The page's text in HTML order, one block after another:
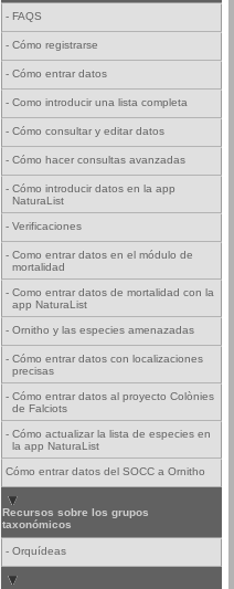
- FAQS
- Cómo registrarse
- Cómo entrar datos
- Como introducir una lista completa
- Cómo consultar y editar datos
- Cómo hacer consultas avanzadas
- Cómo introducir datos en la app
NaturaList
- Verificaciones
- Como entrar datos en el módulo de
mortalidad
- Como entrar datos de mortalidad con la
app NaturaList
- Ornitho y las especies amenazadas
- Cómo entrar datos con localizaciones
precisas
- Cómo entrar datos al proyecto Colònies
de Falciots
- Cómo actualizar la lista de especies en
la app NaturaList
Cómo entrar datos del SOCC a Ornitho
Recursos sobre los grupos
taxonómicos
- Orquídeas